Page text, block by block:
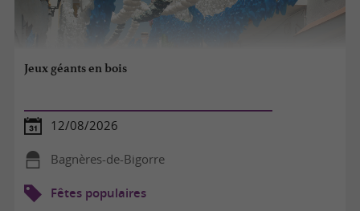
Jeux géants en bois
12/08/2026
Bagnères-de-Bigorre
Fêtes populaires